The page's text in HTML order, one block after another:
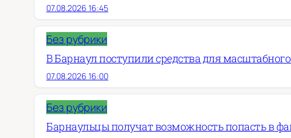
07.08.2026 16:45
Без рубрики
В Барнаул поступили средства для
07.08.2026 16:00
Без рубрики
Барнаульцы получат возможность попасть в